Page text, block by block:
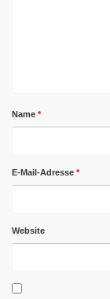
Name *
E-Mail-Adresse *
Website